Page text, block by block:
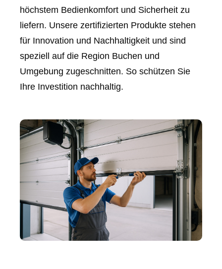
höchstem Bedienkomfort und Sicherheit zu
liefern. Unsere zertifizierten Produkte stehen
für Innovation und Nachhaltigkeit und sind
speziell auf die Region Buchen und
Umgebung zugeschnitten. So schützen Sie
Ihre Investition nachhaltig.